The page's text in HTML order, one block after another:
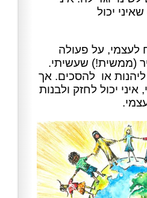
יכול
לעצמי, על פעולה
(ממשית!) שעשיתי.
או להסכים. אך
יכול לחזק ולבנות